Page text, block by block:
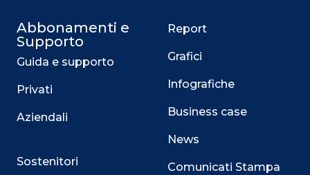
Abbonamenti e
Supporto
Guida e supporto
Privati
Aziendali
Sostenitori
Report
Grafici
Infografiche
Business case
News
Comunicati Stampa